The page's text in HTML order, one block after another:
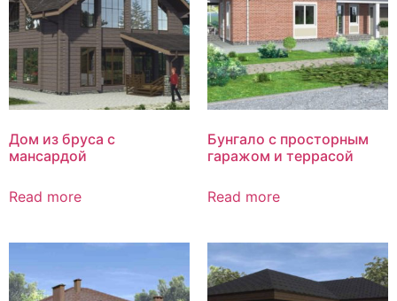
Дом из бруса с
мансардой
Read more
Бунгало с просторным
гаражом и террасой
Read more